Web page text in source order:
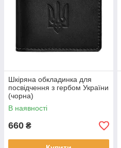
Шкіряна обкладинка для
посвідчення з гербом України
(чорна)
В наявності
660 ₴